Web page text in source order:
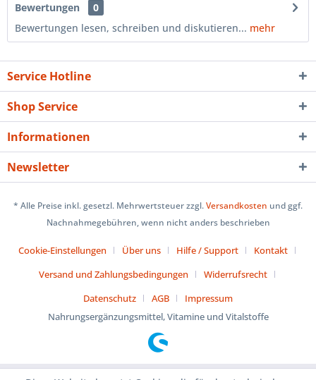
Bewertungen
0
Bewertungen lesen, schreiben und diskutieren... mehr
Service Hotline
Shop Service
Informationen
Newsletter
* Alle Preise inkl. gesetzl. Mehrwertsteuer zzgl.Versandkosten und ggf.
Nachnahmegebühren, wenn nicht anders beschrieben
Cookie-Einstellungen Über uns Hilfe / Support
Kontakt
Versand und Zahlungsbedingungen
Widerrufsrecht
Datenschutz
AGB
Impressum
Nahrungsergänzungsmittel, Vitamine und Vitalstoffe